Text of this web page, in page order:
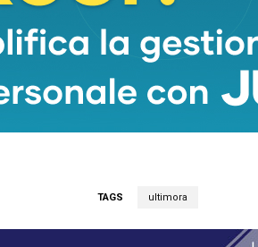
TAGS ultimora